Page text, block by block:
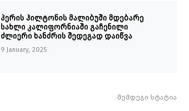
პერის ჰილტონის მალიბუში მდებარე
სახლი კალიფორნიაში გაჩენილი
ძლიერი ხანძრის შედეგად დაიწვა
9 January, 2025
შემდეგი სტატია